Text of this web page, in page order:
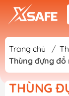
Trang chủ /
Thùng đựng đồ
THÙNG